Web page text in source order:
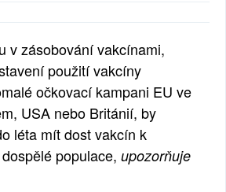
v zásobování vakcínami,
použití vakcíny
očkovací kampani EU ve
USA nebo Británií, by
léta mít dost vakcín k
populace, upozorňuje